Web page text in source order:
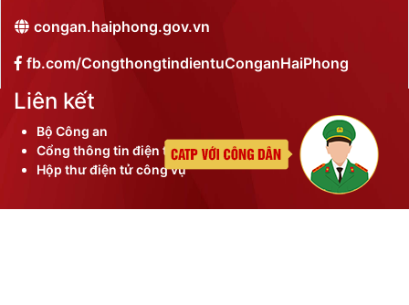
congan.haiphong.gov.vn
fb.com/CongthongtindientuConganHaiPhong
Liên kết
Bộ Công an
Cổng thông tin điện tử thành phố
Hộp thư điện tử công vụ